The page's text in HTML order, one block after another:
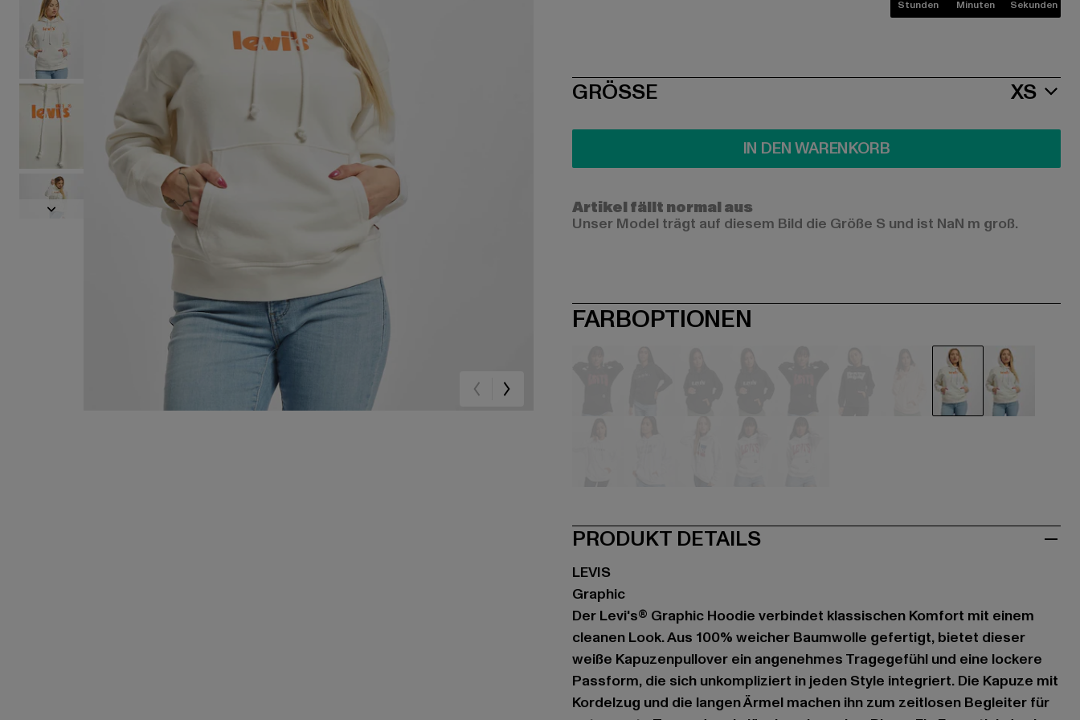
Stunden Minuten Sekunden
SIZE
GRÖSSE XS
IN DEN WARENKORB
Artikel fällt normal aus
Unser Model trägt auf diesem Bild die Größe S und ist NaN m groß.
FARBOPTIONEN
PRODUKT DETAILS
LEVIS
Graphic
Der Levi's® Graphic Hoodie verbindet klassischen Komfort mit einem
cleanen Look. Aus 100% weicher Baumwolle gefertigt, bietet dieser
weiße Kapuzenpullover ein angenehmes Tragegefühl und eine lockere
Passform, die sich unkompliziert in jeden Style integriert. Die Kapuze mit
Kordelzug und die langen Ärmel machen ihn zum zeitlosen Begleiter für